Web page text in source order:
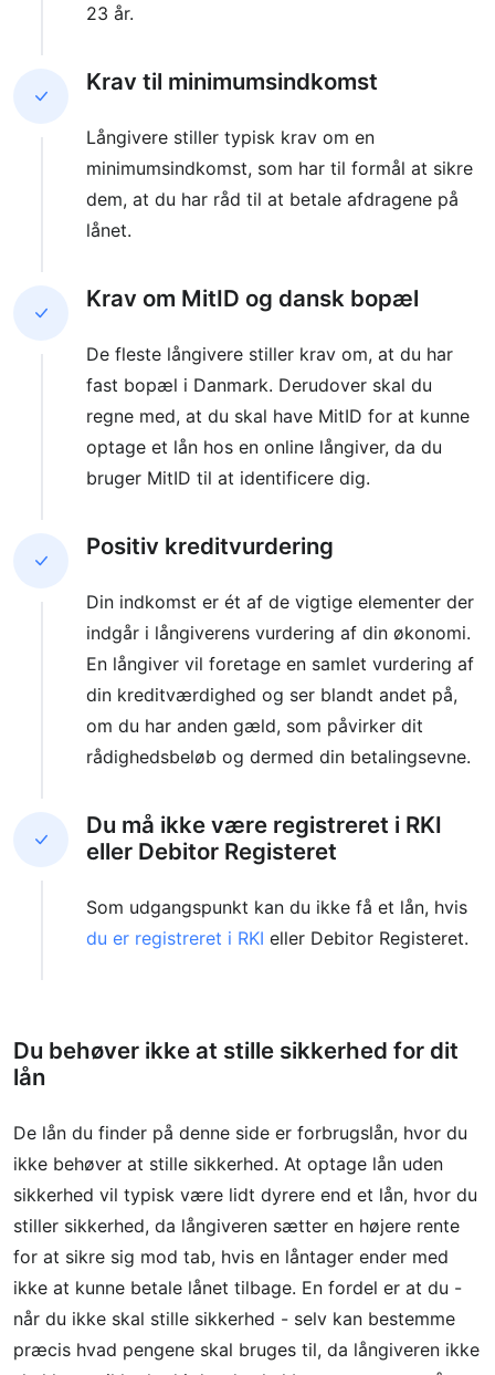
23 år.
Krav til minimumsindkomst
Långivere stiller typisk krav om en
minimumsindkomst, som har til formål at sikre
dem, at du har råd til at betale afdragene på
lånet.
Krav om MitID og dansk bopæl
De fleste långivere stiller krav om, at du har
fast bopæl i Danmark. Derudover skal du
regne med, at du skal have MitID for at kunne
optage et lån hos en online långiver, da du
bruger MitID til at identificere dig.
Positiv kreditvurdering
Din indkomst er ét af de vigtige elementer der
indgår i långiverens vurdering af din økonomi.
En långiver vil foretage en samlet vurdering af
din kreditværdighed og ser blandt andet på,
om du har anden gæld, som påvirker dit
rådighedsbeløb og dermed din betalingsevne.
Du må ikke være registreret i RKI
eller Debitor Registeret
Som udgangspunkt kan du ikke få et lån, hvis
du er registreret i RKI eller Debitor Registeret.
Du behøver ikke at stille sikkerhed for dit
lån
De lån du finder på denne side er forbrugslån, hvor du
ikke behøver at stille sikkerhed. At optage lån uden
sikkerhed vil typisk være lidt dyrere end et lån, hvor du
stiller sikkerhed, da långiveren sætter en højere rente
for at sikre sig mod tab, hvis en låntager ender med
ikke at kunne betale lånet tilbage. En fordel er at du -
når du ikke skal stille sikkerhed - selv kan bestemme
præcis hvad pengene skal bruges til, da långiveren ikke